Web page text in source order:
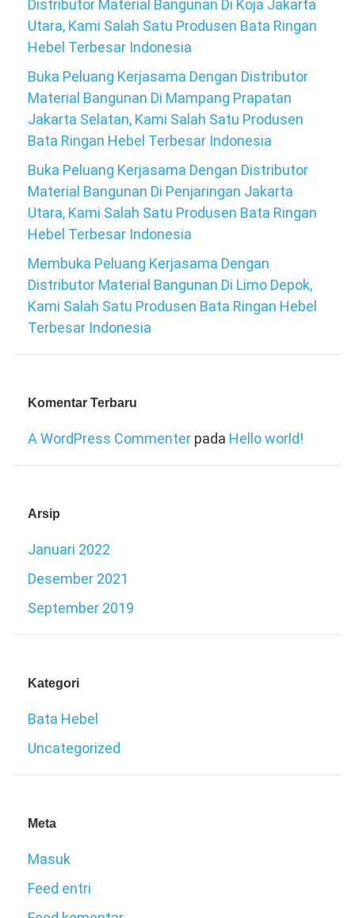
Distributor Material Bangunan Di Koja Jakarta
Utara, Kami Salah Satu Produsen Bata Ringan
Hebel Terbesar Indonesia
Buka Peluang Kerjasama Dengan Distributor
Material Bangunan Di Mampang Prapatan
Jakarta Selatan, Kami Salah Satu Produsen
Bata Ringan Hebel Terbesar Indonesia
Buka Peluang Kerjasama Dengan Distributor
Material Bangunan Di Penjaringan Jakarta
Utara, Kami Salah Satu Produsen Bata Ringan
Hebel Terbesar Indonesia
Membuka Peluang Kerjasama Dengan
Distributor Material Bangunan Di Limo Depok,
Kami Salah Satu Produsen Bata Ringan Hebel
Terbesar Indonesia
Komentar Terbaru
A WordPress Commenter pada Hello world!
Arsip
Januari 2022
Desember 2021
September 2019
Kategori
Bata Hebel
Uncategorized
Meta
Masuk
Feed entri